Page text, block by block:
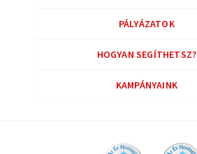
PÁLYÁZATOK
HOGYAN SEGÍTHETSZ?
KAMPÁNYAINK